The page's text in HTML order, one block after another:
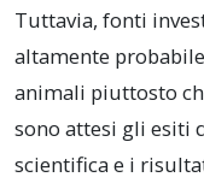
Tuttavia, fonti
altamente
animali piuttosto
sono attesi gli esiti
scientifica e i